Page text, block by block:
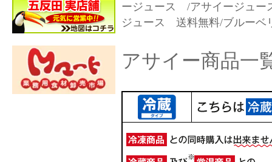
ージュース /アサイージュ
ジュース 送料無料/ブルー
アサイー商品一